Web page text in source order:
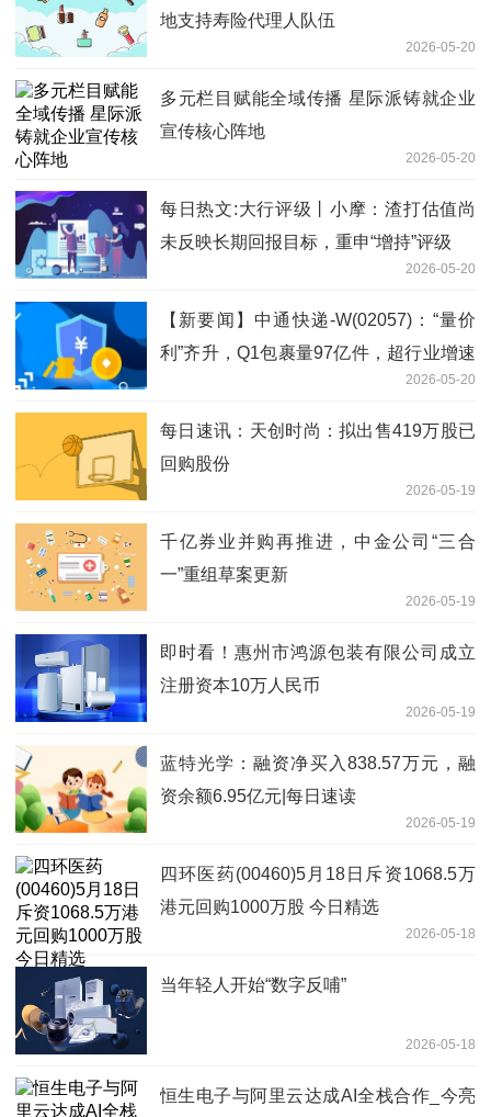
地支持寿险代理人队伍
2026-05-20
多元栏目赋能全域传播 星际派铸就企业
宣传核心阵地
2026-05-20
每日热文:大行评级丨小摩：渣打估值尚
未反映长期回报目标，重申“增持”评级
2026-05-20
【新要闻】中通快递-W(02057)：“量价
利”齐升，Q1包裹量97亿件，超行业增速
2026-05-20
每日速讯：天创时尚：拟出售419万股已
回购股份
2026-05-19
千亿券业并购再推进，中金公司“三合
一”重组草案更新
2026-05-19
即时看！惠州市鸿源包装有限公司成立
注册资本10万人民币
2026-05-19
蓝特光学：融资净买入838.57万元，融
资余额6.95亿元|每日速读
2026-05-19
四环医药(00460)5月18日斥资1068.5万
港元回购1000万股 今日精选
2026-05-18
当年轻人开始“数字反哺”
2026-05-18
恒生电子与阿里云达成AI全栈合作_今亮